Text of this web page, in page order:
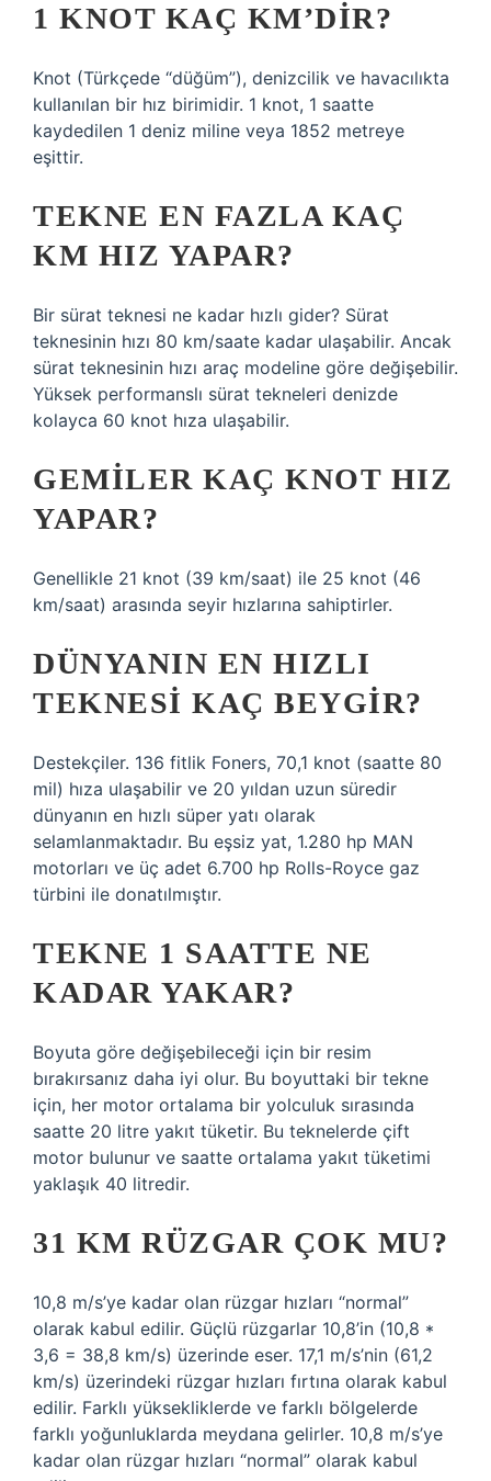
1 KNOT KAÇ KM’DIR?
Knot (Türkçede “düğüm”), denizcilik ve havacılıkta
kullanılan bir hız birimidir. 1 knot, 1 saatte
kaydedilen 1 deniz miline veya 1852 metreye
eşittir.
TEKNE EN FAZLA KAÇ
KM HIZ YAPAR?
Bir sürat teknesi ne kadar hızlı gider? Sürat
teknesinin hızı 80 km/saate kadar ulaşabilir. Ancak
sürat teknesinin hızı araç modeline göre değişebilir.
Yüksek performanslı sürat tekneleri denizde
kolayca 60 knot hıza ulaşabilir.
GEMILER KAÇ KNOT HIZ
YAPAR?
Genellikle 21 knot (39 km/saat) ile 25 knot (46
km/saat) arasında seyir hızlarına sahiptirler.
DÜNYANIN EN HIZLI
TEKNESI KAÇ BEYGIR?
Destekçiler. 136 fitlik Foners, 70,1 knot (saatte 80
mil) hıza ulaşabilir ve 20 yıldan uzun süredir
dünyanın en hızlı süper yatı olarak
selamlanmaktadır. Bu eşsiz yat, 1.280 hp MAN
motorları ve üç adet 6.700 hp Rolls-Royce gaz
türbini ile donatılmıştır.
TEKNE 1 SAATTE NE
KADAR YAKAR?
Boyuta göre değişebileceği için bir resim
bırakırsanız daha iyi olur. Bu boyuttaki bir tekne
için, her motor ortalama bir yolculuk sırasında
saatte 20 litre yakıt tüketir. Bu teknelerde çift
motor bulunur ve saatte ortalama yakıt tüketimi
yaklaşık 40 litredir.
31 KM RÜZGAR ÇOK MU?
10,8 m/s’ye kadar olan rüzgar hızları “normal”
olarak kabul edilir. Güçlü rüzgarlar 10,8’in (10,8 *
3,6 = 38,8 km/s) üzerinde eser. 17,1 m/s’nin (61,2
km/s) üzerindeki rüzgar hızları fırtına olarak kabul
edilir. Farklı yüksekliklerde ve farklı bölgelerde
farklı yoğunluklarda meydana gelirler. 10,8 m/s’ye
kadar olan rüzgar hızları “normal” olarak kabul